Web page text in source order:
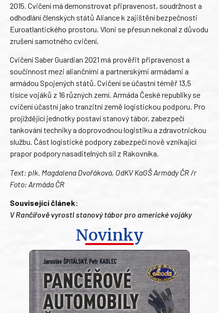
2015. Cvičení má demonstrovat připravenost, soudržnost a
odhodlání členských států Aliance k zajištění bezpečnosti
Euroatlantického prostoru. Vloni se přesun nekonal z důvodu
zrušení samotného cvičení.
Cvičení Saber Guardian 2021 má prověřit připravenost a
součinnost mezi aliančními a partnerskými armádami a
armádou Spojených států. Cvičení se účastní téměř 13,5
tisíce vojáků z 16 různých zemí. Armáda České republiky se
cvičení účastní jako tranzitní země logistickou podporu. Pro
projíždějící jednotky postaví stanový tábor, zabezpečí
tankování techniky a doprovodnou logistiku a zdravotnickou
službu. Část logistické podpory zabezpečí nově vznikající
prapor podpory nasaditelných sil z Rakovníka.
Text: plk. Magdalena Dvořáková, OdKV KaGŠ Armády ČR /r
Foto: Armáda ČR
Související článek:
V Rančířově vyrostl stanový tábor pro americké vojáky
Novinky